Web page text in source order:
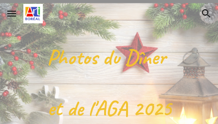
Skip to main content Skip to navigation
Photos du Dîner
et de l'AGA 2025